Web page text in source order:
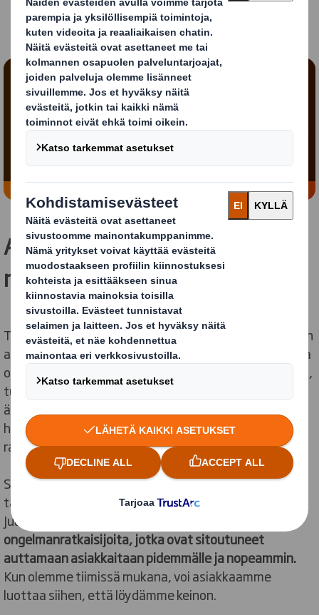
Sisältö estetty
Jotta voit nähdä videon, sinun tulee hyväksyä
'toiminnalliset' evästeet
Muuta asetuksiani
Autamme asiakkaitamme
nopeammin pidemmälle
Tämän päivän pakkaushaasteet ovat vaativampia kuin
aiemmin. Kun näyttää siltä, että mahdollisuuksien raja
on jo ylittynyt, pitää miettiä miten voi
,
tuhlata vähemmän, säästää enemmän, työskennellä
älykkäämmin ja toimittaa nopeammin. Nämä ovat
haasteita, joiden vuoksi toimimme. Haasteita, joita
ratkaisemme asiakkaidemme kanssa päivittäin.
Silloin kun jokaisella yksityiskohdalla on merkitystä,
tarvitaan innovatiivinen kumppani, johon voi luottaa.
Juuri sellaisia me olemme.
ongelmanratkaisijoita, jotka ovat sitoutuneet
auttamaan asiakkaitaan pidemmälle ja nopeammin.
Kun olemme tiimissä mukana, voi asiakkaamme
luottaa siihen, että löydämme keinon.